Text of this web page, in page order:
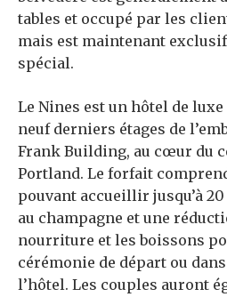
tables et occupé par les
mais est maintenant
spécial.
Le Nines est un hôtel de
neuf derniers étages de
Frank Building, au cœur du
Portland. Le forfait
pouvant accueillir jusqu’à
au champagne et une
nourriture et les boissons
cérémonie de départ ou
l’hôtel. Les couples auront